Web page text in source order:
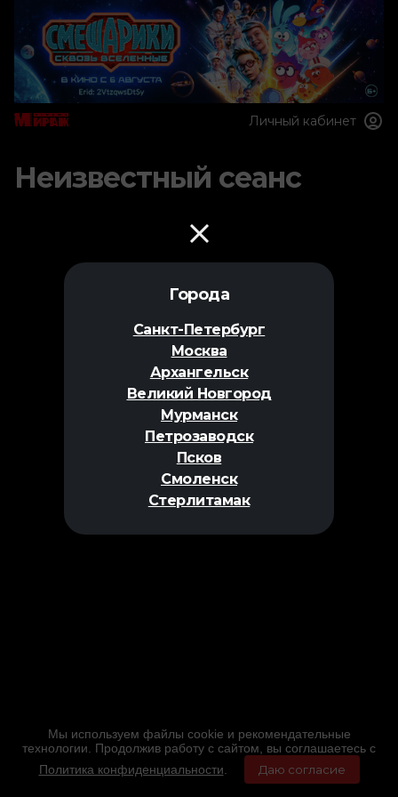
Города
Санкт-Петербург
Москва
Архангельск
Великий Новгород
Мурманск
Петрозаводск
Псков
Смоленск
Стерлитамак
Личный кабинет
Неизвестный сеанс
Мы используем файлы cookie и рекомендательные
технологии. Продолжив работу с сайтом, вы соглашаетесь с
Политика конфиденциальности
Даю согласие